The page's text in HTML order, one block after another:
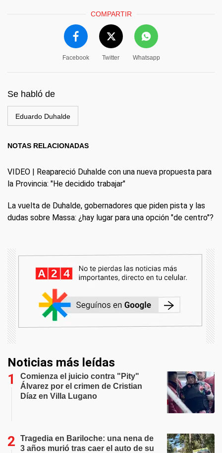
COMPARTIR
Facebook Twitter Whatsapp
Se habló de
Eduardo Duhalde
NOTAS RELACIONADAS
VIDEO | Reapareció Duhalde con una nueva propuesta para
la Provincia: "He decidido trabajar"
La vuelta de Duhalde, gobernadores que piden pista y las
dudas sobre Massa: ¿hay lugar para una opción "de centro"?
Noticias más leídas
Comienza el juicio contra "Pity"
Álvarez por el crimen de Cristian
Díaz en Villa Lugano
Tragedia en Bariloche: una nena de
3 años murió tras caer el auto de su